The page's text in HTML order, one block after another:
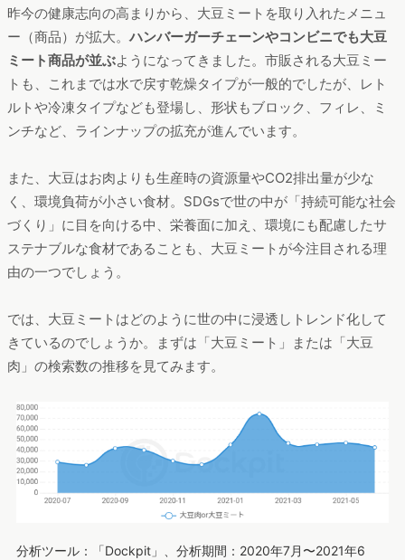
昨今の健康志向の高まりから、大豆ミートを取り入れたメニュ
ー（商品）が拡大。ハンバーガーチェーンやコンビニでも大豆
ミート商品が並ぶようになってきました。市販される大豆ミー
トも、これまでは水で戻す乾燥タイプが一般的でしたが、レト
ルトや冷凍タイプなども登場し、形状もブロック、フィレ、ミ
ンチなど、ラインナップの拡充が進んでいます。
また、大豆はお肉よりも生産時の資源量やCO2排出量が少な
く、環境負荷が小さい食材。SDGsで世の中が「持続可能な社会
づくり」に目を向ける中、栄養面に加え、環境にも配慮したサ
ステナブルな食材であることも、大豆ミートが今注目される理
由の一つでしょう。
では、大豆ミートはどのように世の中に浸透しトレンド化して
きているのでしょうか。まずは「大豆ミート」または「大豆
肉」の検索数の推移を見てみます。
分析ツール：「Dockpit」、分析期間：2020年7月〜2021年6